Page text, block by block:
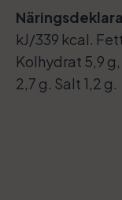
kJ/339 kcal.
Kolhydrat 5,9
2,7 g. Salt 1,2 g.